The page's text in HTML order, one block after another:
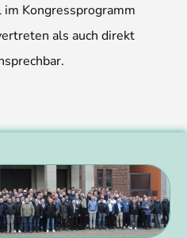
im Kongressprogramm
als auch direkt